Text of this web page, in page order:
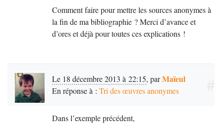
Comment faire pour mettre les sources anonymes à
la fin de ma bibliographie ? Merci d’avance et
d’ores et déjà pour toutes ces explications !
Le 18 décembre 2013 à 22:15, parMaïeul
En réponse à : Tri des œuvres anonymes
Dans l’exemple précédent,